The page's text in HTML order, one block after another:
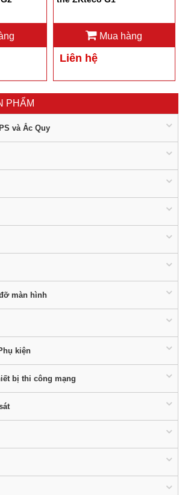
Mua hàng
Liên hệ
PHẨM
và Ắc Quy
màn hình
kiện
bị thi công mạng